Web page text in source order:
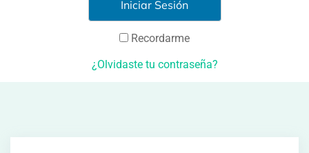
Recordarme
¿Olvidaste tu contraseña?